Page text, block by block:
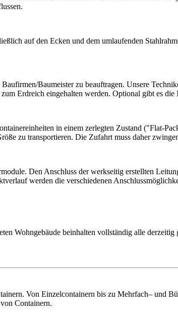
auf den Ecken und dem umlaufenden
Baumeister zu beauftragen. Unsere
Erdreich eingehalten werden. Optional gibt es
in einem zerlegten Zustand ("Flat-
zu transportieren. Die Zufahrt muss daher
Den Anschluss der werkseitig erstellten
werden die verschiedenen
Wohngebäude beinhalten vollständig alle
Von Einzelcontainern bis zu Mehrfach– und
Containern.